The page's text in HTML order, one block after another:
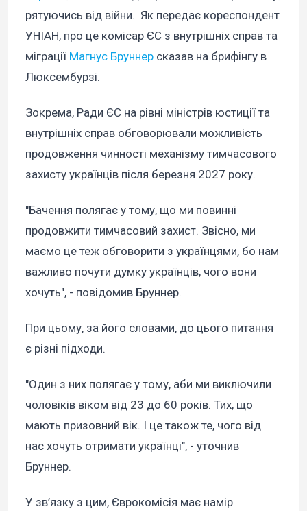
рятуючись від війни. Як передає кореспондент
УНІАН, про це комісар ЄС з внутрішніх справ та
міграції Магнус Бруннер сказав на брифінгу в
Люксембурзі.
Зокрема, Ради ЄC на рівні міністрів юстиції та
внутрішніх справ обговорювали можливість
продовження чинності механізму тимчасового
захисту українців після березня 2027 року.
"Бачення полягає у тому, що ми повинні
продовжити тимчасовий захист. Звісно, ми
маємо це теж обговорити з українцями, бо нам
важливо почути думку українців, чого вони
хочуть", - повідомив Бруннер.
При цьому, за його словами, до цього питання
є різні підходи.
"Один з них полягає у тому, аби ми виключили
чоловіків віком від 23 до 60 років. Тих, що
мають призовний вік. І це також те, чого від
нас хочуть отримати українці", - уточнив
Бруннер.
У зв’язку з цим, Єврокомісія має намір